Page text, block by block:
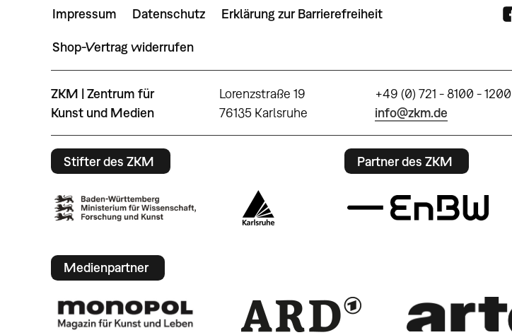
Impressum Datenschutz Erklärung zur Barrierefreiheit
Shop-Vertrag widerrufen
ZKM | Zentrum für
Kunst und Medien
Lorenzstraße 19
76135 Karlsruhe
+49 (0) 721 - 8100 - 1200
info@zkm.de
Stifter des ZKM Partner des ZKM
Medienpartner